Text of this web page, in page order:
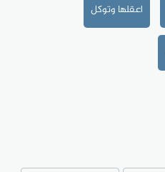
اعقلها وتوكل